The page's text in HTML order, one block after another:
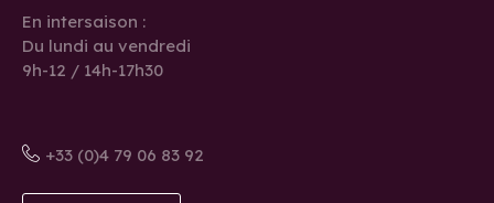
En intersaison :
Du lundi au vendredi
9h-12 / 14h-17h30
+33 (0)4 79 06 83 92